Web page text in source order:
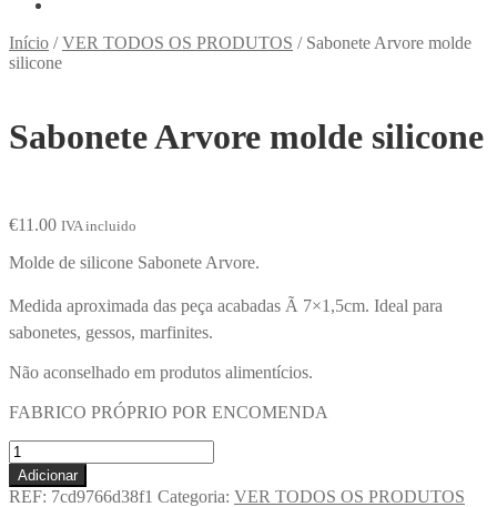
Início /VER TODOS OS PRODUTOS / Sabonete Arvore molde
silicone
Sabonete Arvore molde silicone
€11.00 IVA incluido
Molde de silicone Sabonete Arvore.
Medida aproximada das peça acabadas Ã 7×1,5cm. Ideal para
sabonetes, gessos, marfinites.
Não aconselhado em produtos alimentícios.
FABRICO PRÓPRIO POR ENCOMENDA
Adicionar
REF: 7cd9766d38f1 Categoria: VER TODOS OS PRODUTOS